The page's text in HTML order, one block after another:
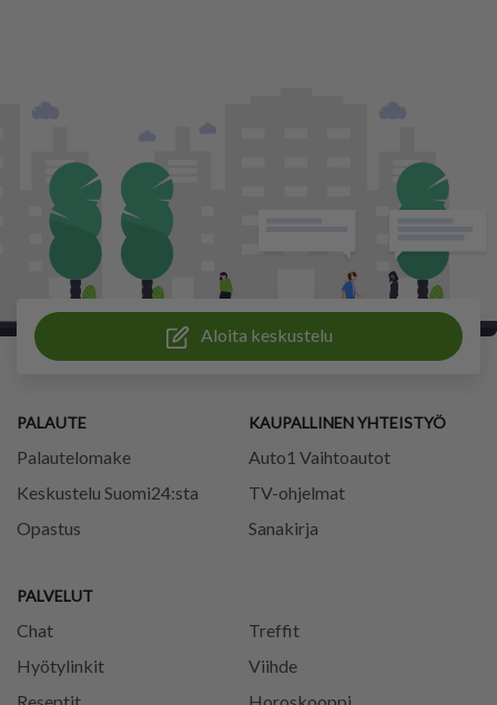
Aloita keskustelu
PALAUTE
Palautelomake
Keskustelu Suomi24:sta
Opastus
PALVELUT
Chat
Treffit
Hyötylinkit
Viihde
KAUPALLINEN YHTEISTYÖ
Auto1 Vaihtoautot
TV-ohjelmat
Sanakirja